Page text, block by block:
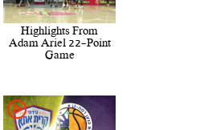
Highlights From
Adam Ariel 22-Point
Game